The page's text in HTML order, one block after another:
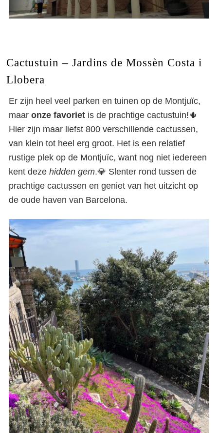
Cactustuin – Jardins de Mossèn Costa i
Llobera
Er zijn heel veel parken en tuinen op de Montjuïc,
maar onze favoriet is de prachtige cactustuin!🌵
Hier zijn maar liefst 800 verschillende cactussen,
van klein tot heel erg groot. Het is een relatief
rustige plek op de Montjuïc, want nog niet iedereen
kent deze hidden gem.💎 Slenter rond tussen de
prachtige cactussen en geniet van het uitzicht op
de oude haven van Barcelona.